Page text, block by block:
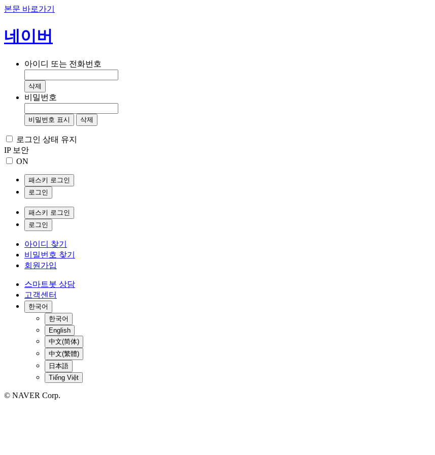
본문 바로가기
네이버
아이디 또는 전화번호
삭제
비밀번호
비밀번호 표시 삭제
로그인 상태 유지
IP 보안
ON
패스키 로그인
로그인
패스키 로그인
로그인
아이디 찾기
비밀번호 찾기
회원가입
스마트봇 상담
고객센터
한국어
한국어
English
中文(简体)
中文(繁體)
日本語
Tiếng Việt
© NAVER Corp.